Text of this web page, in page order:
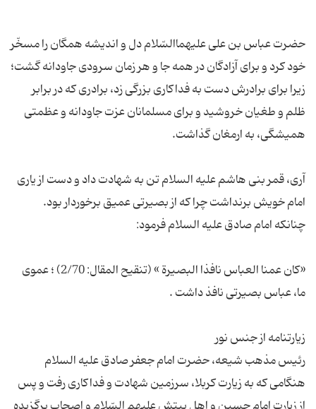
حضرت عباس بن علی علیهماالسّلام دل و اندیشه همگان را مسخّر
خود كرد و براى آزادگان در همه جا و هر زمان سرودى جاودانه گشت؛
زیرا براى برادرش دست به فداكارى بزرگى زد، برادرى كه در برابر
ظلم و طغیان خروشید و براى مسلمانان عزت جاودانه و عظمتى
آری، قمر بنی هاشم علیه السلام تن به شهادت داد و دست از یارى
امام خویش برنداشت چرا که از بصیرتی عمیق برخوردار بود.
«كان عمنا العباس نافذا البصیرة » (تنقیح المقال: 2/70) ؛ عموى
رئیس مذهب شیعه، حضرت امام جعفر صادق علیه السلام
هنگامی که به زیارت كربلا، سرزمین شهادت و فداكارى رفت و پس